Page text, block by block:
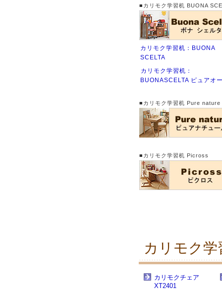
■カリモク学習机 BUONA
カリモク学習机：BUONA
SCELTA
カリモク学習机：
BUONASCELTA ピュアオ
■カリモク学習机 Pure nature
■カリモク学習机 Picross
カリモク
カリモクチェア
XT2401